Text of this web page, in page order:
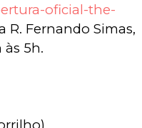
oficial-the-
R. Fernando Simas,
5h.